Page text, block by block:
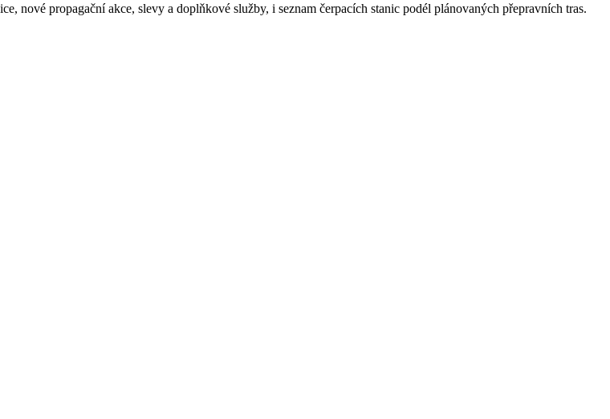
nové propagační akce, slevy a doplňkové služby, i seznam čerpacích stanic podél plánovaných přepravních tras.